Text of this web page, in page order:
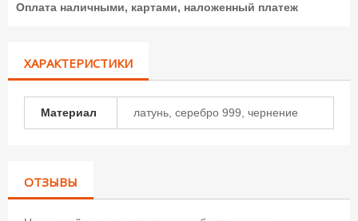
Оплата наличными, картами, наложенный платеж
ХАРАКТЕРИСТИКИ
Материал латунь, серебро 999, чернение
ОТЗЫВЫ